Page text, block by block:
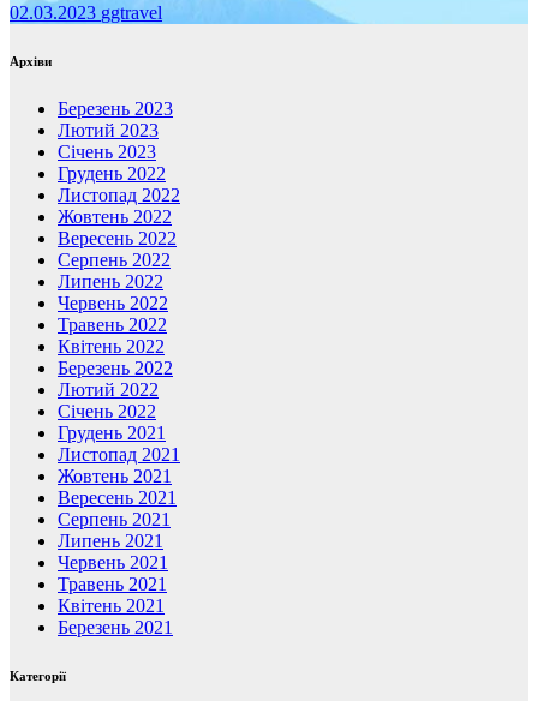
02.03.2023 ggtravel
Архіви
Березень 2023
Лютий 2023
Січень 2023
Грудень 2022
Листопад 2022
Жовтень 2022
Вересень 2022
Серпень 2022
Липень 2022
Червень 2022
Травень 2022
Квітень 2022
Березень 2022
Лютий 2022
Січень 2022
Грудень 2021
Листопад 2021
Жовтень 2021
Вересень 2021
Серпень 2021
Липень 2021
Червень 2021
Травень 2021
Квітень 2021
Березень 2021
Категорії